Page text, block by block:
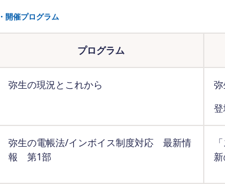
・開催プログラム
プログラム
弥生の現況とこれから
弥生の電帳法/インボイス制度対応 最新情
報 第1部